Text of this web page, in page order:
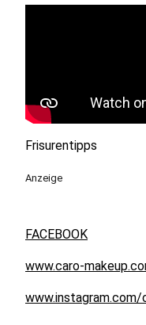
Frisurentipps
Anzeige
FACEBOOK
www.caro-
www.instagram.com/